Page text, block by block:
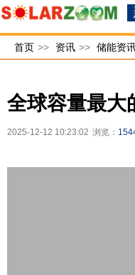
首页 >> 资讯 >> 储能资
全球容量最大
2025-12-12 10:23:02 浏览：